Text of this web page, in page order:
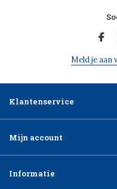
Meld je aan
Klantenservice
Mijn account
Informatie